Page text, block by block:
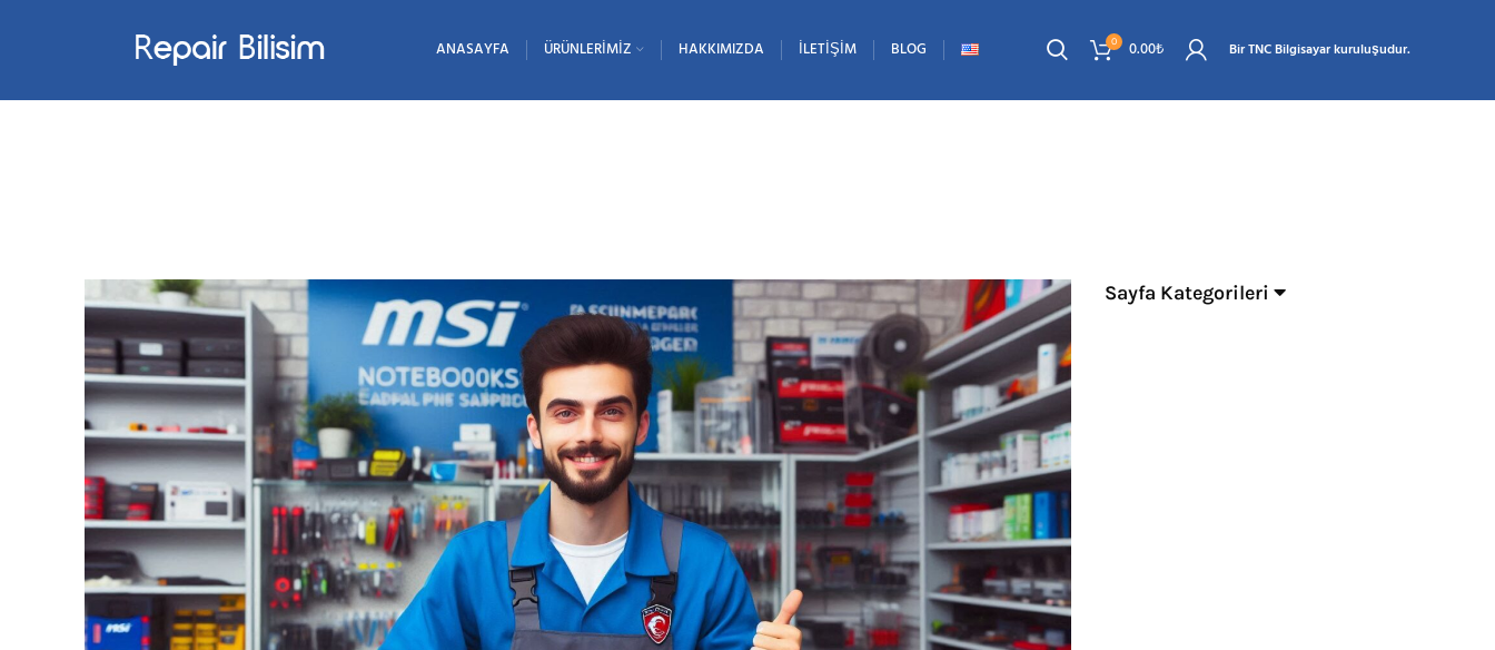
ANASAYFA ÜRÜNLERIMIZ HAKKIMIZDA İLETIŞIM BLOG 0 0.00₺ Bir TNC Bilgisayar kuruluşudur.
Sayfa Kategorileri